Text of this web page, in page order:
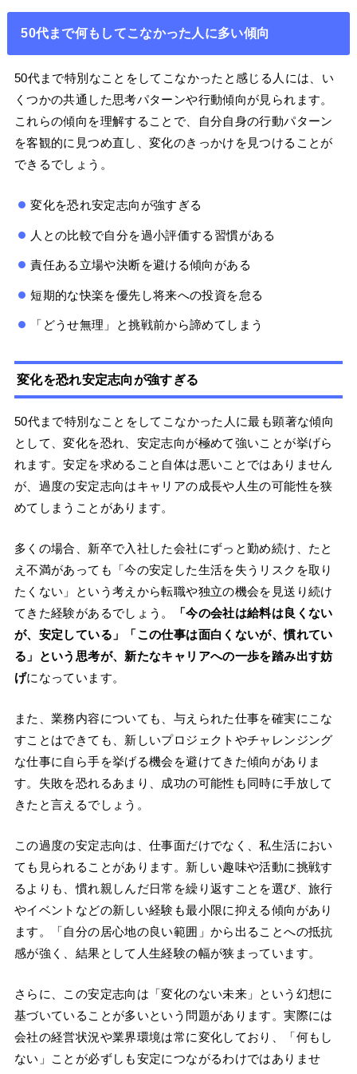
50代まで何もしてこなかった人に多い傾向
50代まで特別なことをしてこなかったと感じる人には、い
くつかの共通した思考パターンや行動傾向が見られます。
これらの傾向を理解することで、自分自身の行動パターン
を客観的に見つめ直し、変化のきっかけを見つけることが
できるでしょう。
変化を恐れ安定志向が強すぎる
人との比較で自分を過小評価する習慣がある
責任ある立場や決断を避ける傾向がある
短期的な快楽を優先し将来への投資を怠る
「どうせ無理」と挑戦前から諦めてしまう
変化を恐れ安定志向が強すぎる
50代まで特別なことをしてこなかった人に最も顕著な傾向
として、変化を恐れ、安定志向が極めて強いことが挙げら
れます。安定を求めること自体は悪いことではありません
が、過度の安定志向はキャリアの成長や人生の可能性を狭
めてしまうことがあります。
多くの場合、新卒で入社した会社にずっと勤め続け、たと
え不満があっても「今の安定した生活を失うリスクを取り
たくない」という考えから転職や独立の機会を見送り続け
てきた経験があるでしょう。
「今の会社は給料は良くない
が、安定している」「この仕事は面白くないが、慣れてい
る」という思考が、新たなキャリアへの一歩を踏み出す妨
げになっています。
また、業務内容についても、与えられた仕事を確実にこな
すことはできても、新しいプロジェクトやチャレンジング
な仕事に自ら手を挙げる機会を避けてきた傾向がありま
す。失敗を恐れるあまり、成功の可能性も同時に手放して
きたと言えるでしょう。
この過度の安定志向は、仕事面だけでなく、私生活におい
ても見られることがあります。新しい趣味や活動に挑戦す
るよりも、慣れ親しんだ日常を繰り返すことを選び、旅行
やイベントなどの新しい経験も最小限に抑える傾向があり
ます。「自分の居心地の良い範囲」から出ることへの抵抗
感が強く、結果として人生経験の幅が狭まっています。
さらに、この安定志向は「変化のない未来」という幻想に
基づいていることが多いという問題があります。実際には
会社の経営状況や業界環境は常に変化しており、「何もし
ない」ことが必ずしも安定につながるわけではありませ